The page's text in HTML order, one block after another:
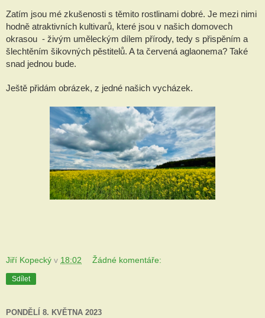
Zatím jsou mé zkušenosti s těmito rostlinami dobré. Je mezi nimi
hodně atraktivních kultivarů, které jsou v našich domovech
okrasou  - živým uměleckým dílem přírody, tedy s přispěním a
šlechtěním šikovných pěstitelů. A ta červená aglaonema? Také
snad jednou bude.
Ještě přidám obrázek, z jedné našich vycházek.
Jiří Kopecký v 18:02 Žádné komentáře:
Sdílet
PONDĚLÍ 8. KVĚTNA 2023